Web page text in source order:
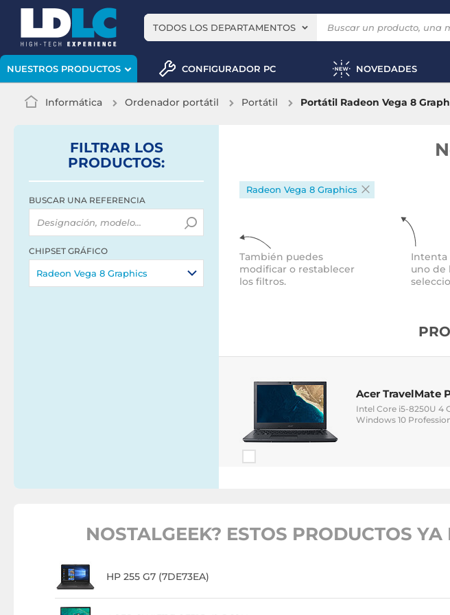
TODOS LOS DEPARTAMENTOS
NUESTROS PRODUCTOS CONFIGURADOR PC NOVEDADES
Informática Ordenador portátil Portátil Portátil Radeon Vega 8
FILTRAR LOS
PRODUCTOS:
BUSCAR UNA REFERENCIA
CHIPSET GRÁFICO
Radeon Vega 8 Graphics
Radeon Vega 8 Graphics
Intenta
uno de
También puedes
modificar o restablecer
los filtros.
Acer TravelMate
Intel Core i5-8250U 4
Windows 10
NOSTALGEEK? ESTOS PRODUCTOS
HP 255 G7 (7DE73EA)